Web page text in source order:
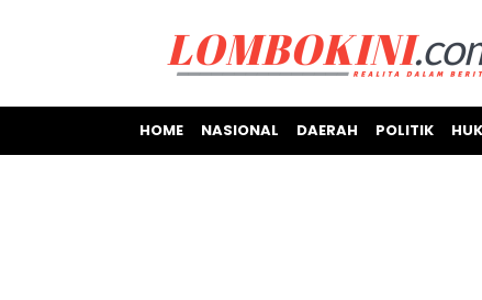
HOME NASIONAL DAERAH POLITIK